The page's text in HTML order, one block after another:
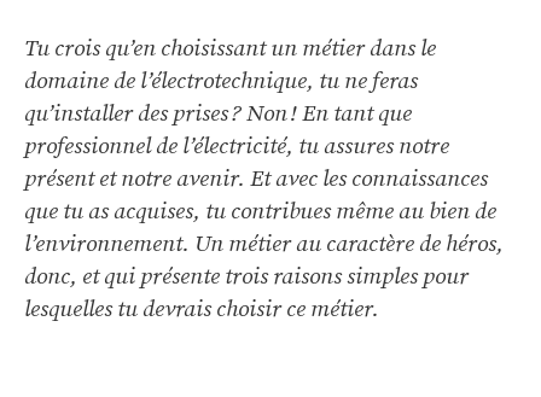
Tu crois qu’en choisissant un métier dans le
domaine de l’électrotechnique, tu ne feras
qu’installer des prises ? Non ! En tant que
professionnel de l’électricité, tu assures notre
présent et notre avenir. Et avec les connaissances
que tu as acquises, tu contribues même au bien de
l’environnement. Un métier au caractère de héros,
donc, et qui présente trois raisons simples pour
lesquelles tu devrais choisir ce métier.